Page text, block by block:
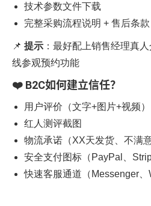
技术参数文件下载
完整采购流程说明 + 售后条款
📌 提示 ：最好配上销售经理真
线参观预约功能
❤️ B2C如何建立信任？
用户评价（文字+图片+视频）
红人测评截图
物流承诺（XX天发货、不满意
安全支付图标（PayPal、
快速客服通道（Messenger、